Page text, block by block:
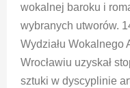
wokalnej baroku i
wybranych utworów.
Wydziału Wokalnego
Wrocławiu uzyskał
sztuki w dyscyplinie